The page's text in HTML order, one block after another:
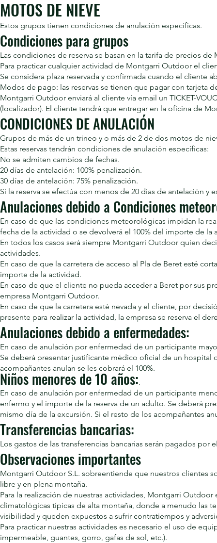
MOTOS DE NIEVE
Estos grupos tienen condiciones de anulación específicas.
Condiciones para grupos
Las condiciones de reserva se basan en la tarifa de precios
Para practicar cualquier actividad de Montgarri Outdoor el
Se considera plaza reservada y confirmada cuando el cliente
Modos de pago: las reservas se tienen que pagar con tarjeta
Montgarri Outdoor enviará al cliente vía email un TICKET-
(localizador). El cliente tendrá que entregar en la oficina de
CONDICIONES DE ANULACIÓN
Grupos de más de un trineo y o más de 2 de dos motos de
Estas reservas tendrán condiciones de anulación específicas:
No se admiten cambios de fechas.
20 días de antelación: 100% penalización.
30 días de antelación: 75% penalización.
Si la reserva se efectúa con menos de 20 días de antelación y
Anulaciones debido a Condiciones
En caso de que las condiciones meteorológicas impidan la
fecha de la actividad o se devolverá el 100% del importe de la
En todos los casos será siempre Montgarri Outdoor quien
actividades.
En caso de que la carretera de acceso al Pla de Beret esté
importe de la actividad.
En caso de que el cliente no pueda acceder a Beret por sus
empresa Montgarri Outdoor.
En caso de que la carretera esté nevada y el cliente, por
presente para realizar la actividad, la empresa se reserva el
Anulaciones debido a enfermedades:
En caso de anulación por enfermedad de un participante
Se deberá presentar justificante médico oficial de un
acompañantes anulan se les cobrará el 100%.
Niños menores de 10 años:.
En caso de anulación por enfermedad de un participante
enfermo y el importe de la reserva de un adulto. Se deberá
mismo día de la excursión. Si el resto de los acompañantes
Transferencias bancarias:
Los gastos de las transferencias bancarias serán pagados por
Observaciones importantes
Montgarri Outdoor S.L. sobreentiende que nuestros clientes
libre y en plena montaña.
Para la realización de nuestras actividades, Montgarri
climatológicas típicas de alta montaña, donde a menudo las
visibilidad y queden expuestos a sufrir contratiempos y
Para practicar nuestras actividades es necesario el uso de
impermeable, guantes, gorro, gafas de sol, etc.).